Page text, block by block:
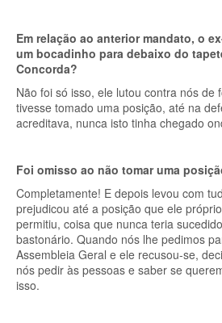
Em relação ao anterior mandato, o
um bocadinho para debaixo do
Concorda?
Não foi só isso, ele lutou contra nós de
tivesse tomado uma posição, até na
acreditava, nunca isto tinha chegado
Foi omisso ao não tomar uma
Completamente! E depois levou com
prejudicou até a posição que ele
permitiu, coisa que nunca teria
bastonário. Quando nós lhe pedimos
Assembleia Geral e ele recusou-se,
nós pedir às pessoas e saber se
isso.